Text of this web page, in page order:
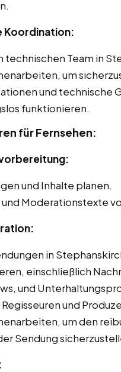
Koordination:
technischen Team in
um
und technische
funktionieren.
für Fernsehen:
und Inhalte planen.
Moderationstexte
in
einschließlich
und
und
um den
Sendung